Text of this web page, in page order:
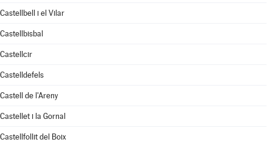
Castellbell i el Vilar
Castellbisbal
Castellcir
Castelldefels
Castell de l'Areny
Castellet i la Gornal
Castellfollit del Boix